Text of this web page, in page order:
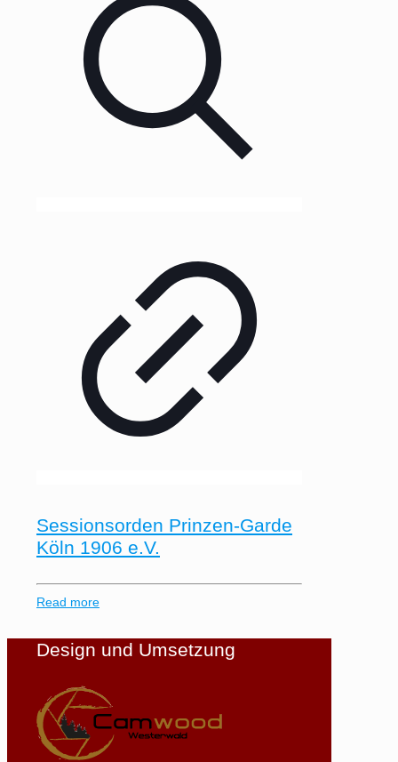
Sessionsorden Prinzen-Garde
Köln 1906 e.V.
Read more
Design und Umsetzung